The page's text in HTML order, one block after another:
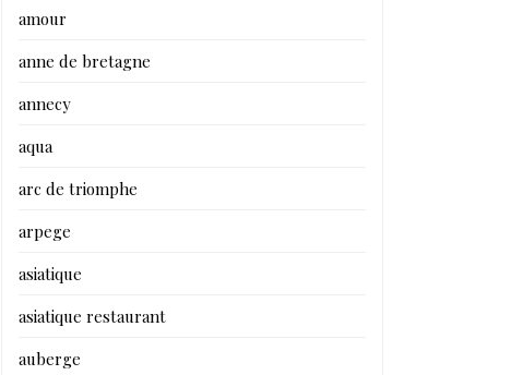
amour
anne de bretagne
annecy
aqua
arc de triomphe
arpege
asiatique
asiatique restaurant
auberge